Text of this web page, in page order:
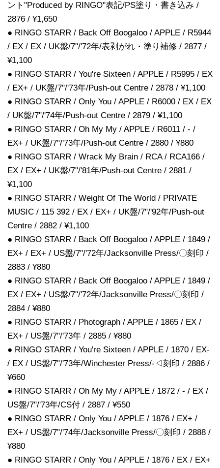
ント"Produced by RINGO"表記/PS塗り・書き込み /
2876 / ¥1,650
● RINGO STARR / Back Off Boogaloo / APPLE / R5944
/ EX / EX / UK盤/7"/'72年/表剥がれ・塗り補修 / 2877 /
¥1,100
● RINGO STARR / You're Sixteen / APPLE / R5995 / EX
/ EX+ / UK盤/7"/'73年/Push-out Centre / 2878 / ¥1,100
● RINGO STARR / Only You / APPLE / R6000 / EX / EX
/ UK盤/7"/'74年/Push-out Centre / 2879 / ¥1,100
● RINGO STARR / Oh My My / APPLE / R6011 / - /
EX+ / UK盤/7"/'73年/Push-out Centre / 2880 / ¥880
● RINGO STARR / Wrack My Brain / RCA / RCA166 /
EX / EX+ / UK盤/7"/'81年/Push-out Centre / 2881 /
¥1,100
● RINGO STARR / Weight Of The World / PRIVATE
MUSIC / 115 392 / EX / EX+ / UK盤/7"/'92年/Push-out
Centre / 2882 / ¥1,100
● RINGO STARR / Back Off Boogaloo / APPLE / 1849 /
EX+ / EX+ / US盤/7"/'72年/Jacksonville Press/〇刻印 /
2883 / ¥880
● RINGO STARR / Back Off Boogaloo / APPLE / 1849 /
EX / EX+ / US盤/7"/'72年/Jacksonville Press/〇刻印 /
2884 / ¥880
● RINGO STARR / Photograph / APPLE / 1865 / EX /
EX+ / US盤/7"/'73年 / 2885 / ¥880
● RINGO STARR / You're Sixteen / APPLE / 1870 / EX-
/ EX / US盤/7"/'73年/Winchester Press/-◁刻印 / 2886 /
¥660
● RINGO STARR / Oh My My / APPLE / 1872 / - / EX /
US盤/7"/'73年/CS付 / 2887 / ¥550
● RINGO STARR / Only You / APPLE / 1876 / EX+ /
EX+ / US盤/7"/'74年/Jacksonville Press/〇刻印 / 2888 /
¥880
● RINGO STARR / Only You / APPLE / 1876 / EX / EX+